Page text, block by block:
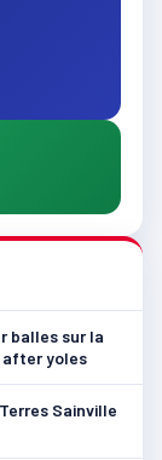
balles sur la
after yoles
Sainville